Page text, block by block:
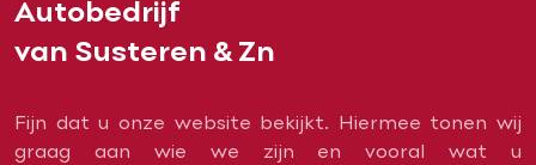
Autobedrijf
van Susteren & Zn
Fijn dat u onze website bekijkt. Hiermee tonen wij
graag aan wie we zijn en vooral wat u